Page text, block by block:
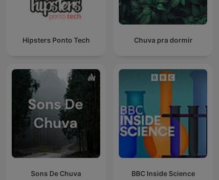
Hipsters Ponto Tech Chuva pra dormir
Sons De Chuva BBC Inside Science